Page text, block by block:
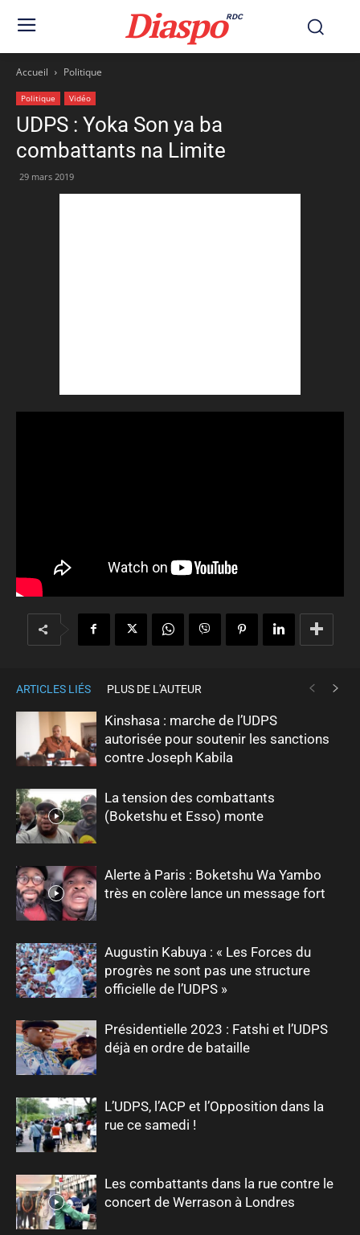
DiaspoRDC
Accueil Politique
Politique Vidéo
UDPS : Yoka Son ya ba
combattants na Limite
29 mars 2019
ARTICLES LIÉS PLUS DE L'AUTEUR
Kinshasa : marche de l’UDPS
autorisée pour soutenir les sanctions
contre Joseph Kabila
La tension des combattants
(Boketshu et Esso) monte
Alerte à Paris : Boketshu Wa Yambo
très en colère lance un message fort
Augustin Kabuya : « Les Forces du
progrès ne sont pas une structure
officielle de l’UDPS »
Présidentielle 2023 : Fatshi et l’UDPS
déjà en ordre de bataille
L’UDPS, l’ACP et l’Opposition dans la
rue ce samedi !
Les combattants dans la rue contre le
concert de Werrason à Londres